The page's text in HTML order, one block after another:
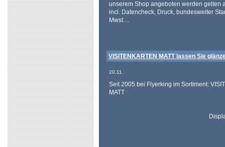
unserem Shop angeboten werden gelten
incl. Datencheck, Druck, bundesweiter
Mwst....
VISITENKARTEN MATT lassen Sie
20.11.
Seit 2005 bei Flyerking im Sortiment:
MATT